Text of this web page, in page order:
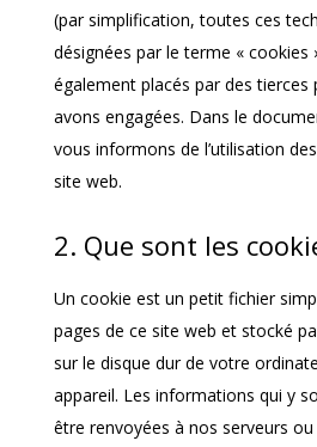
(par simplification, toutes ces
désignées par le terme « cookies
également placés par des tierces
avons engagées. Dans le
vous informons de l’utilisation
site web.
2. Que sont les
Un cookie est un petit fichier
pages de ce site web et stocké
sur le disque dur de votre
appareil. Les informations qui y
être renvoyées à nos serveurs